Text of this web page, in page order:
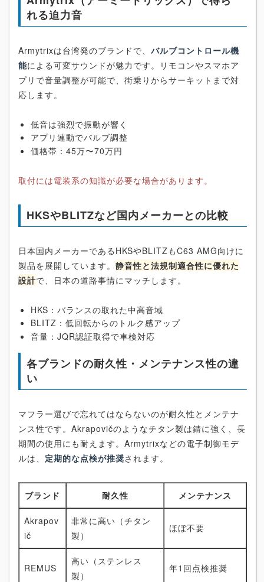
れる迫力音
Armytrixは台湾発のブランドで、 バルブコントロール機
能による可変サウンドが魅力です。リモコンやスマホア
プリで音量調整が可能で、街乗りからサーキットまで対
応します。
低音は強烈で振動が響く
アプリ連動でバルブ調整
価格帯：45万〜70万円
取付には電装系の知識が必要な場合があります。
HKSやBLITZなど国内メーカーとの比較
日本国内メーカーであるHKSやBLITZもC63 AMG向けに
製品を展開しています。 静音性と法規制適合性に優れた
設計で、日本の道路事情にマッチします。
HKS：バランスの取れた中高音域
BLITZ：低回転からのトルク感アップ
音量：JQR認証取得で車検対応
各ブランドの耐久性・メンテナンス性の違
い
マフラー選びで忘れてはならないのが耐久性とメンテナ
ンス性です。Akrapovičのようなチタン製は錆に強く、長
期間の使用にも耐えます。Armytrixなどの電子制御モデ
ルは、 定期的な点検が推奨されます。
ブランド 耐久性 メンテナンス
Akrapov
ič
非常に高い（チタン
製）
ほぼ不要
REMUS
高い（ステンレス
製）
年1回点検推奨